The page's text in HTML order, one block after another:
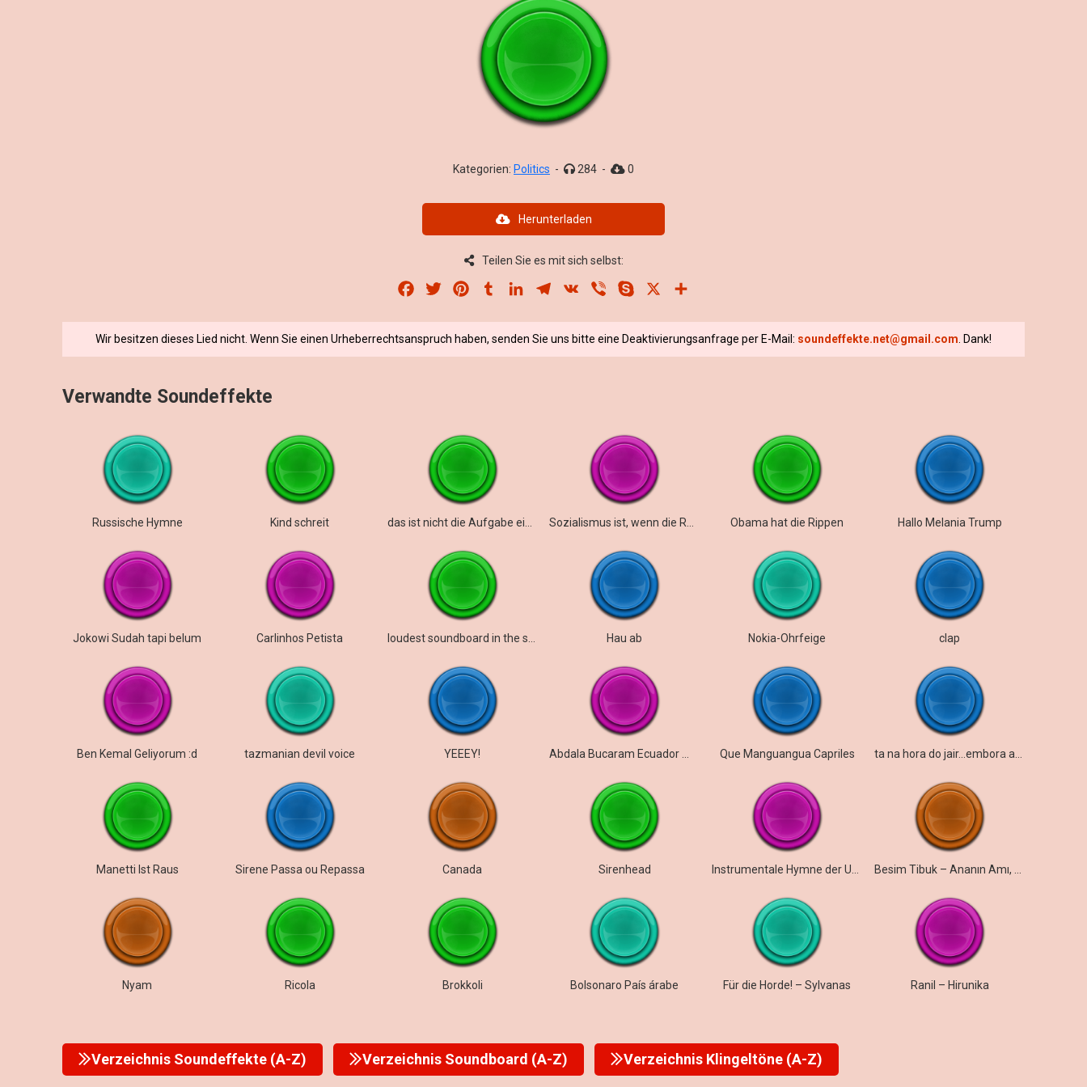
Kategorien: Politics - 284 - 0
Herunterladen
Teilen Sie es mit sich selbst:
Facebook
Twitter PinterestTumblrLinkedInTelegram
VK Viber Skype
Wir besitzen dieses Lied nicht. Wenn Sie einen Urheberrechtsanspruch haben, senden Sie uns bitte eine Deaktivierungsanfrage per E-Mail: soundeffekte.net@gmail.com . Dank!
Verwandte Soundeffekte
Russische Hymne Kind schreit Obama hat die Rippen Hallo Melania Trump
Jokowi Sudah tapi belum Carlinhos Petista Hau ab Nokia-Ohrfeige clap
Ben Kemal Geliyorum :d tazmanian devil voice YEEEY! Que Manguangua Capriles
Manetti Ist Raus Sirene Passa ou Repassa Canada Sirenhead
Nyam Ricola Brokkoli Bolsonaro País árabe Für die Horde! – Sylvanas Ranil – Hirunika
Verzeichnis Soundeffekte (A-Z) Verzeichnis Soundboard (A-Z) Verzeichnis Klingeltöne (A-Z)